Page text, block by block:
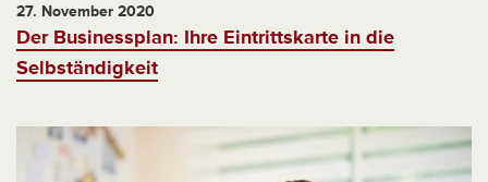
27. November 2020
Der Businessplan: Ihre Eintrittskarte in die
Selbständigkeit